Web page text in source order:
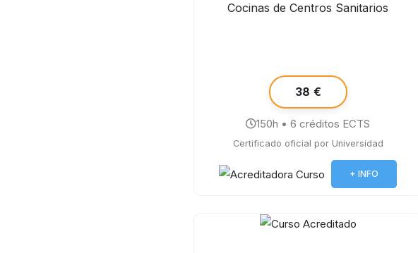
Cocinas de Centros Sanitarios
38 €
150h • 6 créditos ECTS
Certificado oficial por Universidad
+ INFO